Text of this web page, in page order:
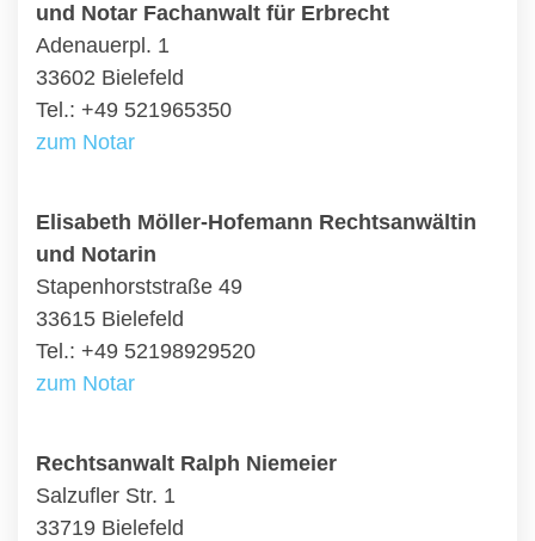
und Notar Fachanwalt für Erbrecht
Adenauerpl. 1
33602 Bielefeld
Tel.: +49 521965350
zum Notar
Elisabeth Möller-Hofemann Rechtsanwältin
und Notarin
Stapenhorststraße 49
33615 Bielefeld
Tel.: +49 52198929520
zum Notar
Rechtsanwalt Ralph Niemeier
Salzufler Str. 1
33719 Bielefeld